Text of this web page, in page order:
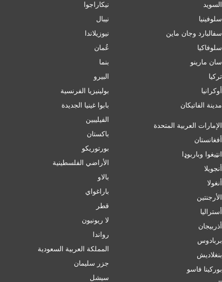
السويد
سلوفينيا
سفالبارد وجان ماين
سلوفاكيا
سان مارينو
تركيا
أوكرانيا
مدينة الفاتيكان
الإمارات العربية المتحدة
أفغانستان
انټیغوا وباربوډا
أنجويلا
أنغولا
الأرجنتين
أسترالیا
أذربيجان
بربادوس
بنغلاديش
بورکینا فاسو
نيكاراجوا
نيبال
نيوزيلاندا
عُمان
بنما
البيرو
بولينيزيا الفرنسية
بابوا غينيا الجديدة
الفيليبين
باكستان
بورتوريكو
الأراضي الفلسطينية
بالاو
باراغواي
قطر
لا ريونيون
رواندا
المملكة العربية السعودية
جزر سليمان
سيشل